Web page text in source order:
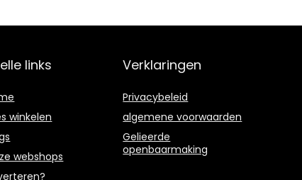
links
winkelen
webshops
Verklaringen
Privacybeleid
algemene voorwaarden
Gelieerde
openbaarmaking